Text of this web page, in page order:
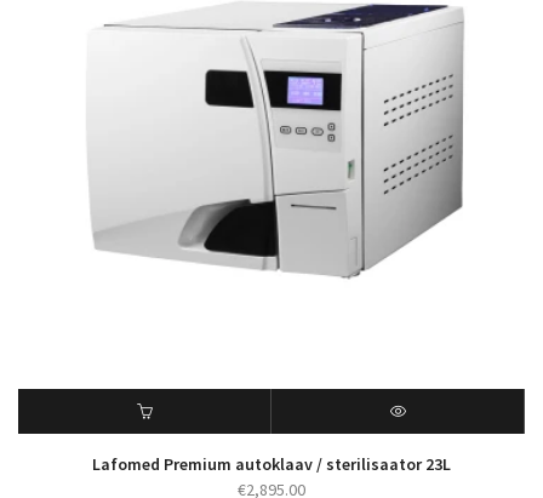
Lafomed Premium autoklaav / sterilisaator 23L
€2,895.00